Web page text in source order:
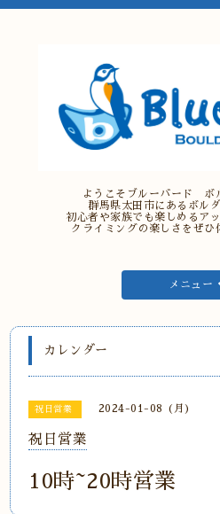
ようこそブルーバード ボ
群馬県太田市にあるボル
初心者や家族でも楽しめるア
クライミングの楽しさをぜひ
メニュー
カレンダー
祝日営業 2024-01-08 (月)
祝日営業
10時~20時営業